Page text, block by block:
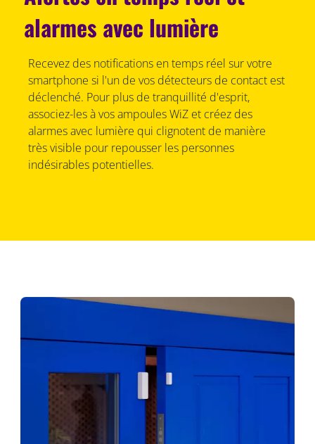
alarmes avec lumière
Recevez des notifications en temps réel sur votre
smartphone si l'un de vos détecteurs de contact est
déclenché. Pour plus de tranquillité d'esprit,
associez-les à vos ampoules WiZ et créez des
alarmes avec lumière qui clignotent de manière
très visible pour repousser les personnes
indésirables potentielles.